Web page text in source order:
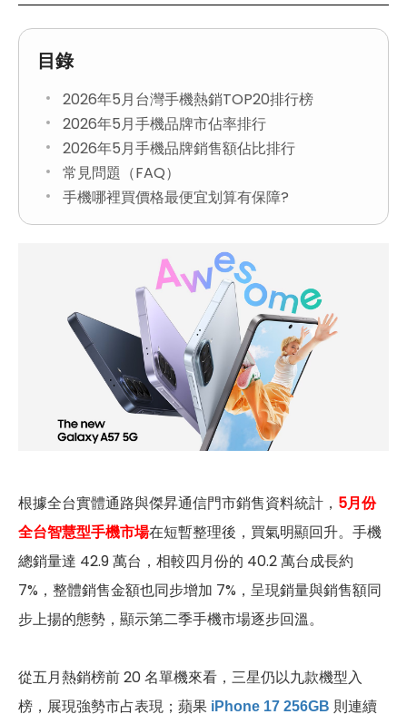
目錄
2026年5月台灣手機熱銷TOP20排行榜
2026年5月手機品牌市佔率排行
2026年5月手機品牌銷售額佔比排行
常見問題（FAQ）
手機哪裡買價格最便宜划算有保障?
根據全台實體通路與傑昇通信門市銷售資料統計， 5月份
全台智慧型手機市場在短暫整理後，買氣明顯回升。手機
總銷量達 42.9 萬台，相較四月份的 40.2 萬台成長約
7%，整體銷售金額也同步增加 7%，呈現銷量與銷售額同
步上揚的態勢，顯示第二季手機市場逐步回溫。
從五月熱銷榜前 20 名單機來看，三星仍以九款機型入
榜，展現強勢市占表現；蘋果 iPhone 17 256GB 則連續